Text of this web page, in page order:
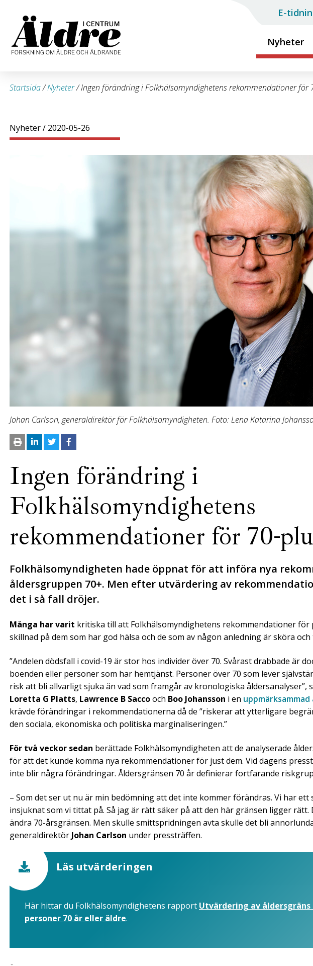
Nyheter
E-
Startsida/Nyheter/Ingen förändring i Folkhälsomyndighetens rekommendationer för
Nyheter/ 2020-05-26
Johan Carlson, generaldirektör för Folkhälsomyndigheten. Foto: Lena Katarina
Ingen förändring i
Folkhälsomyndighetens
rekommendationer för 70-
Folkhälsomyndigheten hade öppnat för att införa nya
åldersgruppen 70+. Men efter utvärdering av
det i så fall dröjer.
Många har varit kritiska till att Folkhälsomyndighetens rekommendationer
skillnad på dem som har god hälsa och de som av någon anledning är sköra
”Andelen dödsfall i covid-19 är stor hos individer över 70. Svårast drabbade är
boenden eller personer som har hemtjänst. Personer över 70 som lever
risk att bli allvarligt sjuka än vad som framgår av kronologiska åldersanalyser”,
Loretta G Platts, Lawrence B Saccooch Boo Johansson i en
krävde förändringar i rekommendationerna då de ”riskerar att ytterligare
den sociala, ekonomiska och politiska marginaliseringen.”
För två veckor sedan berättade Folkhälsomyndigheten att de analyserade
för att det kunde komma nya rekommendationer för just dem. Vid dagens
inte blir några förändringar. Åldersgränsen 70 år definierar fortfarande
– Som det ser ut nu är min bedömning att det inte kommer förändras. Vi har
insjuknat som vi tittat på. Så jag är rätt säker på att den här gränsen ligger
ändra 70-årsgränsen. Men skulle smittspridningen avta skulle det bli
generaldirektör Johan Carlson under pressträffen.
Läs utvärderingen
Här hittar du Folkhälsomyndighetens rapport Utvärdering av
personer 70 år eller äldre.